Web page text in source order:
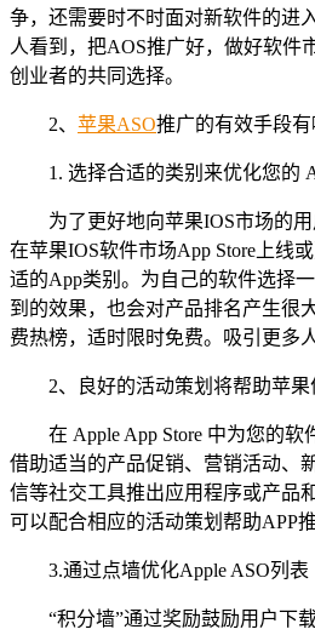
争，还需要时不时面对新软件的进
人看到，把AOS推广好，做好软件
创业者的共同选择。
2、 苹果ASO推广的有效手段有
1. 选择合适的类别来优化您的
为了更好地向苹果IOS市场的
在苹果IOS软件市场App Store上线
适的App类别。为自己的软件选择
到的效果，也会对产品排名产生很
费热榜，适时限时免费。吸引更多
2、良好的活动策划将帮助苹
在 Apple App Store 中为您的
借助适当的产品促销、营销活动、
信等社交工具推出应用程序或产品
可以配合相应的活动策划帮助APP推
3.通过点墙优化Apple ASO列表
“积分墙”通过奖励鼓励用户下